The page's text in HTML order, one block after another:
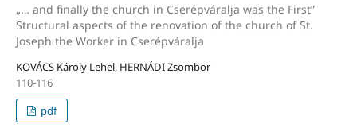
„… and finally the church in Cserépváralja was the First”
Structural aspects of the renovation of the church of St.
Joseph the Worker in Cserépváralja
KOVÁCS Károly Lehel, HERNÁDI Zsombor
110-116
pdf